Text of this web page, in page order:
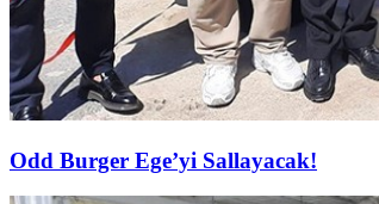
Odd Burger Ege’yi Sallayacak!